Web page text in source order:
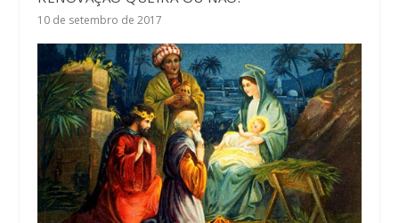
10 de setembro de 2017